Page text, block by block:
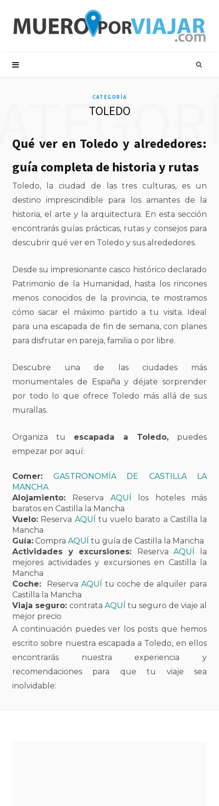
CATEGORÍA
TOLEDO
Qué ver en Toledo y alrededores:
guía completa de historia y rutas
Toledo, la ciudad de las tres culturas, es un
destino imprescindible para los amantes de la
historia, el arte y la arquitectura. En esta sección
encontrarás guías prácticas, rutas y consejos para
descubrir qué ver en Toledo y sus alrededores.
Desde su impresionante casco histórico declarado
Patrimonio de la Humanidad, hasta los rincones
menos conocidos de la provincia, te mostramos
cómo sacar el máximo partido a tu visita. Ideal
para una escapada de fin de semana, con planes
para disfrutar en pareja, familia o por libre.
Descubre una de las ciudades más
monumentales de España y déjate sorprender
por todo lo que ofrece Toledo más allá de sus
murallas.
Organiza tu escapada a Toledo, puedes
empezar por aquí:
Comer:
GASTRONOMÍA DE CASTILLA LA
MANCHA
Alojamiento: Reserva AQUÍ
los hoteles más
baratos en Castilla la Mancha
Vuelo: Reserva AQUÍ tu vuelo barato a Castilla la
Mancha
Guía: Compra AQUÍ tu guía de Castilla la Mancha
Actividades y excursiones: ReservaAQUÍ
la
mejores actividades y excursiones en Castilla la
Mancha
Coche:
Reserva AQUÍ tu coche de alquiler para
Castilla la Mancha
Viaja seguro: contrata AQUÍ tu seguro de viaje al
mejor precio
A continuación puedes ver los posts que hemos
escrito sobre nuestra escapada a Toledo, en ellos
encontrarás nuestra experiencia y
recomendaciones para que tu viaje sea
inolvidable: